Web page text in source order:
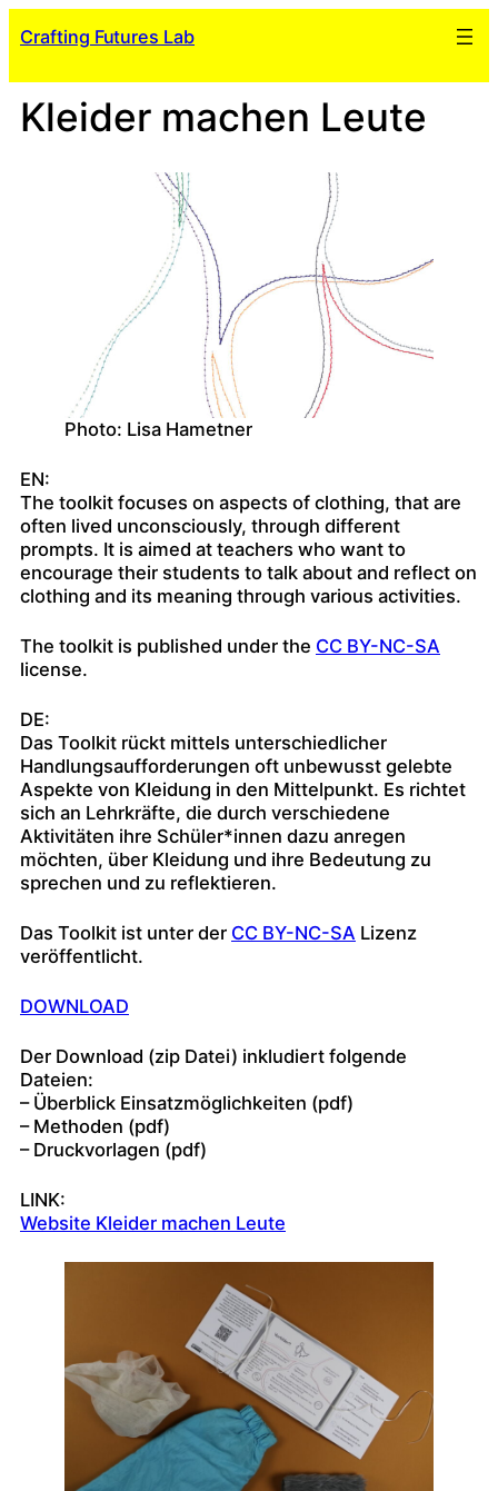
toCrafting Futures Lab
Kleider machen Leute
Photo: Lisa Hametner
EN:
The toolkit focuses on aspects of clothing, that are
often lived unconsciously, through different
prompts. It is aimed at teachers who want to
encourage their students to talk about and reflect on
clothing and its meaning through various activities.
The toolkit is published under the CC BY-NC-SA
license.
DE:
Das Toolkit rückt mittels unterschiedlicher
Handlungsaufforderungen oft unbewusst gelebte
Aspekte von Kleidung in den Mittelpunkt. Es richtet
sich an Lehrkräfte, die durch verschiedene
Aktivitäten ihre Schüler*innen dazu anregen
möchten, über Kleidung und ihre Bedeutung zu
sprechen und zu reflektieren.
Das Toolkit ist unter der CC BY-NC-SA Lizenz
veröffentlicht.
DOWNLOAD
Der Download (zip Datei) inkludiert folgende
Dateien:
– Überblick Einsatzmöglichkeiten (pdf)
– Methoden (pdf)
– Druckvorlagen (pdf)
LINK:
Website Kleider machen Leute